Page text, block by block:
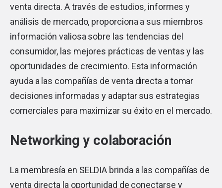
venta directa. A través de estudios, informes y
análisis de mercado, proporciona a sus miembros
información valiosa sobre las tendencias del
consumidor, las mejores prácticas de ventas y las
oportunidades de crecimiento. Esta información
ayuda a las compañías de venta directa a tomar
decisiones informadas y adaptar sus estrategias
comerciales para maximizar su éxito en el mercado.
Networking y colaboración
La membresía en SELDIA brinda a las compañías de
venta directa la oportunidad de conectarse y